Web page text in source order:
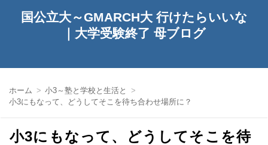
国公立大～GMARCH大 行けたらいいな
｜大学受験終了 母ブログ
ホーム
小3～塾と学校と生活と
小3にもなって、どうしてそこを待ち合わせ場所に？
小3にもなって、どうしてそこを待